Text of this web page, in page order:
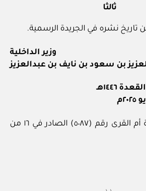
ثالثا
تاريخ نشره في الجريدة الرسمية.
وزير الداخلية
بن سعود بن نايف بن عبدالعزيز
نشر في عدد جريدة أم القرى رقم (٥٠٨٧) الصادر في ١٦ من